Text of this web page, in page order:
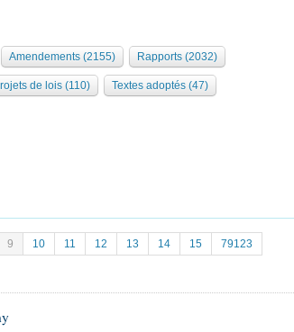
Amendements (2155) Rapports (2032)
de lois (110) Textes adoptés (47)
9 10 11 12 13 14 15
79123